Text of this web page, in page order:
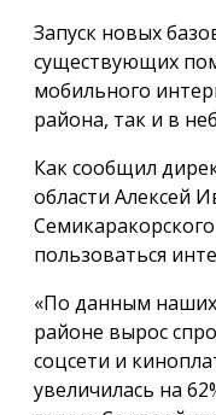
Запуск новых
существующих
мобильного
района, так и в
Как сообщил
области Алексей
пользоваться
«По данным наших
районе вырос
соцсети и
увеличилась на